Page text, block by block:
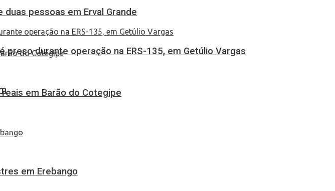
em Barão do Cotegipe
em Erebango
pessoas em Erval Grande
durante operação na ERS-135, em Getúlio Vargas